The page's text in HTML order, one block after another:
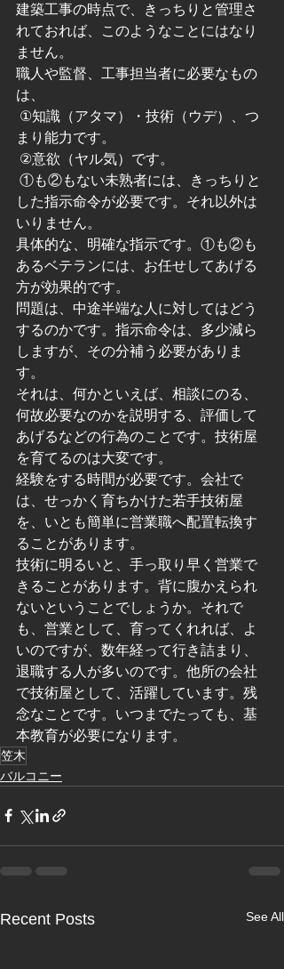
建築工事の時点で、きっちりと管理さ
れておれば、このようなことにはなり
ません。
職人や監督、工事担当者に必要なもの
は、
まり能力です。
②意欲（ヤル気）です。
した指示命令が必要です。それ以外は
いりません。
具体的な、明確な指示です。①も②も
あるベテランには、お任せしてあげる
方が効果的です。
問題は、中途半端な人に対してはどう
するのかです。指示命令は、多少減ら
しますが、その分補う必要がありま
す。
それは、何かといえば、相談にのる、
何故必要なのかを説明する、評価して
あげるなどの行為のことです。技術屋
を育てるのは大変です。
経験をする時間が必要です。会社で
は、せっかく育ちかけた若手技術屋
を、いとも簡単に営業職へ配置転換す
ることがあります。
技術に明るいと、手っ取り早く営業で
きることがあります。背に腹かえられ
ないということでしょうか。それで
も、営業として、育ってくれれば、よ
いのですが、数年経って行き詰まり、
退職する人が多いのです。他所の会社
で技術屋として、活躍しています。残
念なことです。いつまでたっても、基
本教育が必要になります。
笠木
バルコニー
Recent Posts See All